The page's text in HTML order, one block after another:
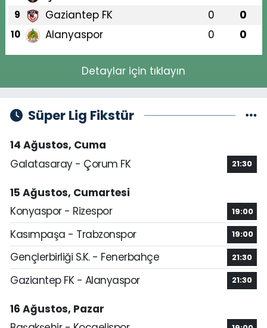
9 Gaziantep FK 0 0
10 Alanyaspor 0 0
Detaylar için tıklayın
Süper Lig Fikstür
14 Ağustos, Cuma
Galatasaray - Çorum FK
21:30
15 Ağustos, Cumartesi
Konyaspor - Rizespor
19:00
Kasımpaşa - Trabzonspor 19:00
Gençlerbirliği S.K. - Fenerbahçe 21:30
Gaziantep FK - Alanyaspor 21:30
16 Ağustos, Pazar